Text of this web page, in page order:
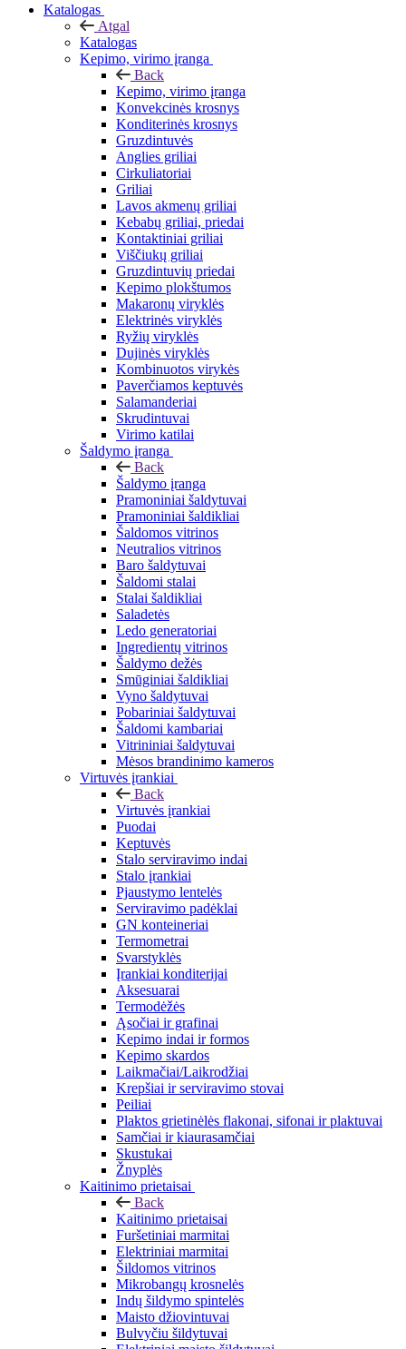
Katalogas
Atgal
Katalogas
Kepimo, virimo įranga
Back
Kepimo, virimo įranga
Konvekcinės krosnys
Konditerinės krosnys
Gruzdintuvės
Anglies griliai
Cirkuliatoriai
Griliai
Lavos akmenų griliai
Kebabų griliai, priedai
Kontaktiniai griliai
Viščiukų griliai
Gruzdintuvių priedai
Kepimo plokštumos
Makaronų viryklės
Elektrinės viryklės
Ryžių viryklės
Dujinės viryklės
Kombinuotos virykės
Paverčiamos keptuvės
Salamanderiai
Skrudintuvai
Virimo katilai
Šaldymo įranga
Back
Šaldymo įranga
Pramoniniai šaldytuvai
Pramoniniai šaldikliai
Šaldomos vitrinos
Neutralios vitrinos
Baro šaldytuvai
Šaldomi stalai
Stalai šaldikliai
Saladetės
Ledo generatoriai
Ingredientų vitrinos
Šaldymo dežės
Smūginiai šaldikliai
Vyno šaldytuvai
Pobariniai šaldytuvai
Šaldomi kambariai
Vitrininiai šaldytuvai
Mėsos brandinimo kameros
Virtuvės įrankiai
Back
Virtuvės įrankiai
Puodai
Keptuvės
Stalo serviravimo indai
Stalo įrankiai
Pjaustymo lentelės
Serviravimo padėklai
GN konteineriai
Termometrai
Svarstyklės
Įrankiai konditerijai
Aksesuarai
Termodėžės
Ąsočiai ir grafinai
Kepimo indai ir formos
Kepimo skardos
Laikmačiai/Laikrodžiai
Krepšiai ir serviravimo stovai
Peiliai
Plaktos grietinėlės flakonai, sifonai ir plaktuvai
Samčiai ir kiaurasamčiai
Skustukai
Žnyplės
Kaitinimo prietaisai
Back
Kaitinimo prietaisai
Furšetiniai marmitai
Elektriniai marmitai
Šildomos vitrinos
Mikrobangų krosnelės
Indų šildymo spintelės
Maisto džiovintuvai
Bulvyčiu šildytuvai